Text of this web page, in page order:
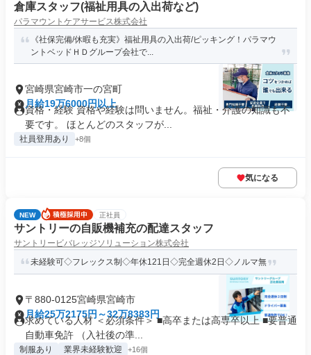
倉庫スタッフ(福祉用具の入出荷など)
パラマウントケアサービス株式会社
《社保完備/休暇も充実》福祉用具の入出荷/ピッキング！パラマウ
ントベッドＨＤグループ会社で...
宮崎県宮崎市一の宮町
月給19万6000円以上
資格・経験 資格や経験は問いません。福祉・介護の知識も不
要です。 ほとんどのスタッフが...
社員登用あり +8個
気になる
NEW 正社員
サントリーの自販機補充の配達スタッフ
サントリービバレッジソリューション株式会社
未経験可◇フレックス制◇年休121日◇完全週休2日◇ノルマ無
〒880-0125宮崎県宮崎市
月給25万2175円～32万8383円
求めている人材 ＜必須条件＞ ■高卒または高専卒以上 ■要普通
自動車免許 （入社後の準...
制服あり 業界未経験歓迎 +16個